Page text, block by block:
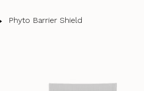
Phyto Barrier Shield